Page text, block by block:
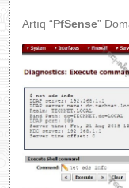
Artıq “PfSense”